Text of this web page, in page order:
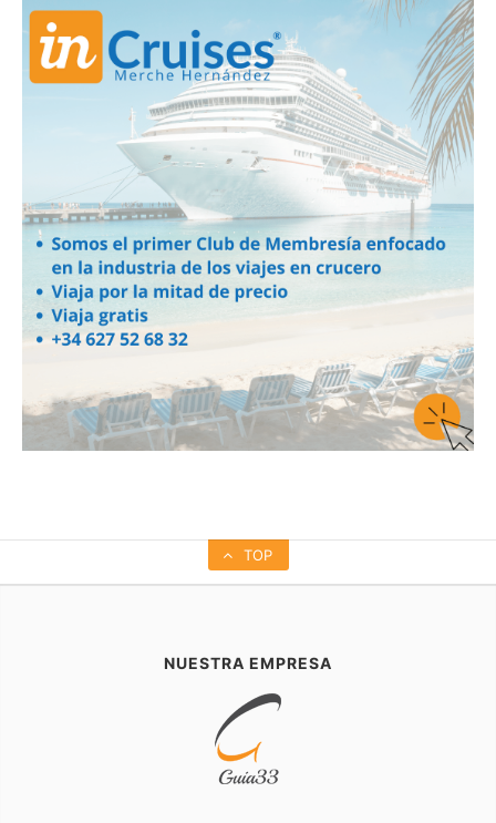
TOP
NUESTRA EMPRESA